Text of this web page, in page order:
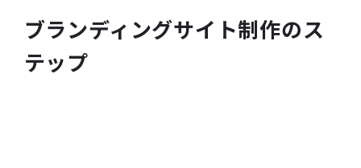
ブランディングサイト制作のス
テップ